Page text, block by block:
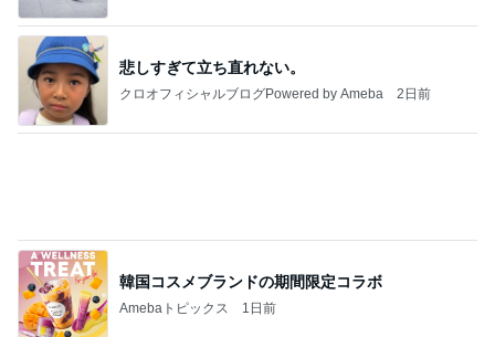
悲しすぎて立ち直れない。
クロオフィシャルブログPowered by Ameba 2日前
韓国コスメブランドの期間限定コラボ
Amebaトピックス 1日前